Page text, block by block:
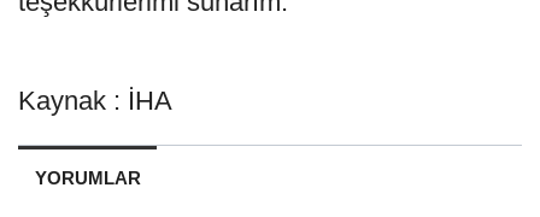
Kaynak : İHA
YORUMLAR